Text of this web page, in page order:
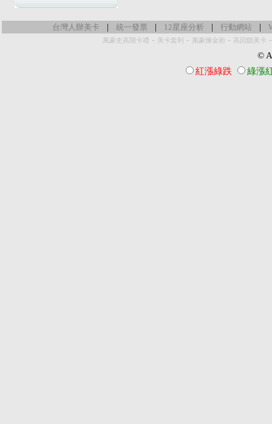
台灣人辦美卡 | 統一發票 | 12星座分析 | 行動網站 |
萬豪史高開卡禮 - 美卡套利 - 萬豪煉金術 - 高回饋美卡
©
紅漲綠跌
綠漲